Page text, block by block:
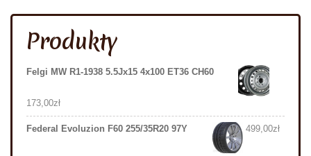
Produkty
Felgi MW R1-1938 5.5Jx15 4x100 ET36 CH60
173,00zł
Federal Evoluzion F60 255/35R20 97Y 499,00zł